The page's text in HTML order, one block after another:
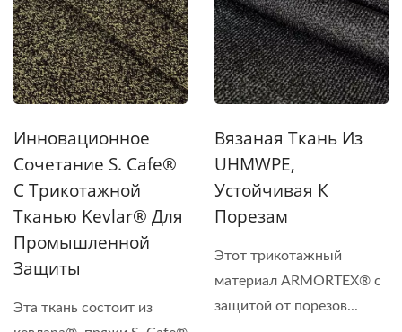
Инновационное
Сочетание S. Cafe®
С Трикотажной
Тканью Kevlar® Для
Промышленной
Защиты
Эта ткань состоит из
Вязаная Ткань Из
UHMWPE,
Устойчивая К
Порезам
Этот трикотажный
материал ARMORTEX® с
защитой от порезов...